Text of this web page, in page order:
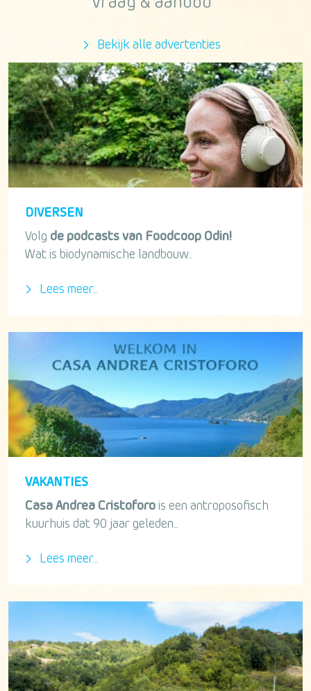
Bekijk alle advertenties
DIVERSEN
Volg de podcasts van Foodcoop Odin!
Wat is biodynamische landbouw...
Lees meer...
VAKANTIES
Casa Andrea Cristoforo is een antroposofisch
kuurhuis dat 90 jaar geleden...
Lees meer...